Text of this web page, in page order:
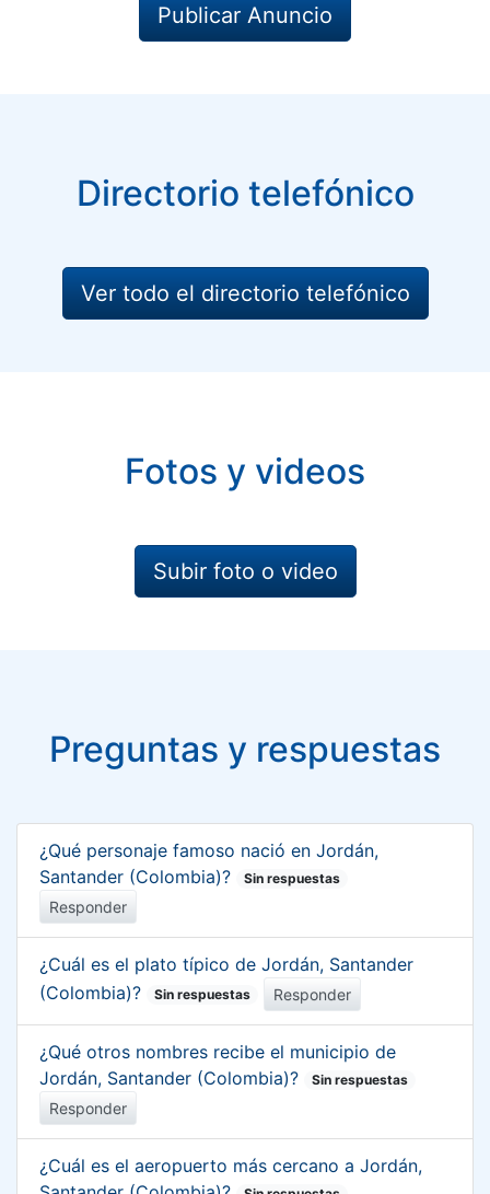
Publicar Anuncio
Directorio telefónico
Ver todo el directorio telefónico
Fotos y videos
Subir foto o video
Preguntas y respuestas
¿Qué personaje famoso nació en Jordán,
Santander (Colombia)?
Sin respuestas
Responder
¿Cuál es el plato típico de Jordán, Santander
(Colombia)?
Sin respuestas Responder
¿Qué otros nombres recibe el municipio de
Jordán, Santander (Colombia)?
Sin respuestas
Responder
¿Cuál es el aeropuerto más cercano a Jordán,